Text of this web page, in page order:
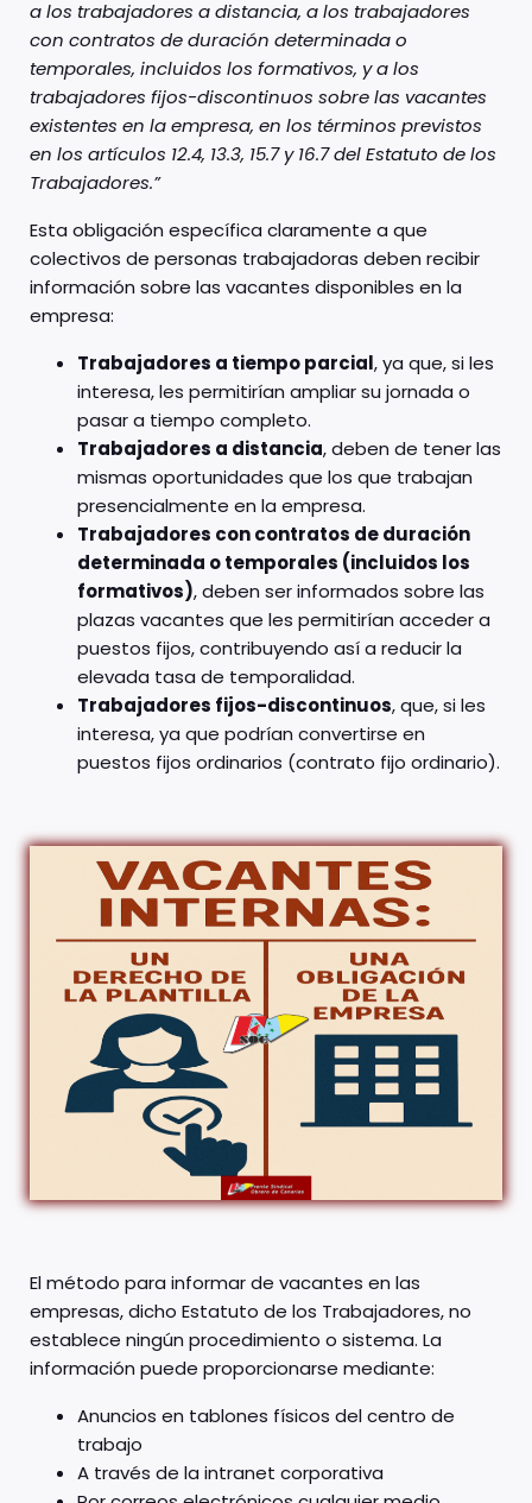
a los trabajadores a distancia, a los trabajadores
con contratos de duración determinada o
temporales, incluidos los formativos, y a los
trabajadores fijos-discontinuos sobre las vacantes
existentes en la empresa, en los términos previstos
en los artículos 12.4, 13.3, 15.7 y 16.7 del Estatuto de los
Trabajadores.”
Esta obligación específica claramente a que
colectivos de personas trabajadoras deben recibir
información sobre las vacantes disponibles en la
empresa:
Trabajadores a tiempo parcial, ya que, si les
interesa, les permitirían ampliar su jornada o
pasar a tiempo completo.
Trabajadores a distancia, deben de tener las
mismas oportunidades que los que trabajan
presencialmente en la empresa.
Trabajadores con contratos de duración
determinada o temporales (incluidos los
formativos), deben ser informados sobre las
plazas vacantes que les permitirían acceder a
puestos fijos, contribuyendo así a reducir la
elevada tasa de temporalidad.
Trabajadores fijos-discontinuos, que, si les
interesa, ya que podrían convertirse en
puestos fijos ordinarios (contrato fijo ordinario).
El método para informar de vacantes en las
empresas, dicho Estatuto de los Trabajadores, no
establece ningún procedimiento o sistema. La
información puede proporcionarse mediante:
Anuncios en tablones físicos del centro de
trabajo
A través de la intranet corporativa